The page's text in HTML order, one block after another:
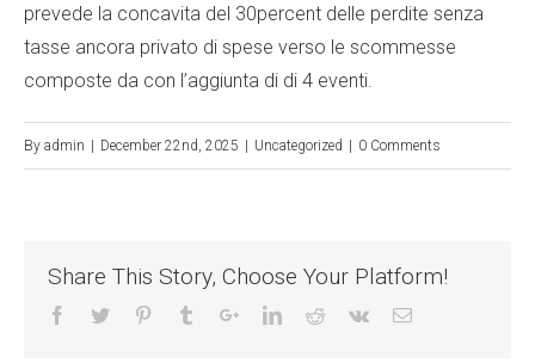
prevede la concavita del 30percent delle perdite senza
tasse ancora privato di spese verso le scommesse
composte da con l’aggiunta di di 4 eventi.
By admin | December 22nd, 2025 | Uncategorized | 0 Comments
Share This Story, Choose Your Platform!